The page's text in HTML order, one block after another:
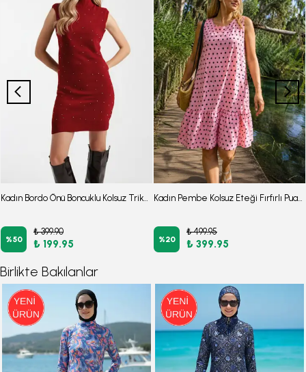
%50
₺ 399.90
₺ 199.95 %20
₺ 499.95
₺ 399.95
Birlikte Bakılanlar